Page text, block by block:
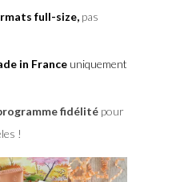
full-size, pas
in Franceuniquement
fidélitépour
!